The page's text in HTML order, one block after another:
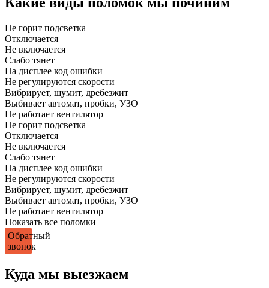
Не горит подсветка
Отключается
Не включается
Слабо тянет
На дисплее код ошибки
Не регулируются скорости
Вибрирует, шумит, дребезжит
Выбивает автомат, пробки, УЗО
Не работает вентилятор
Не горит подсветка
Отключается
Не включается
Слабо тянет
На дисплее код ошибки
Не регулируются скорости
Вибрирует, шумит, дребезжит
Выбивает автомат, пробки, УЗО
Не работает вентилятор
Показать все поломки
Обратный
звонок
Куда мы выезжаем